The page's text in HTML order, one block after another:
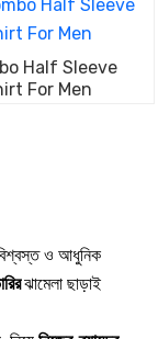
Half Sleeve
For Men
ও আধুনিক
ঝামেলা ছাড়াই